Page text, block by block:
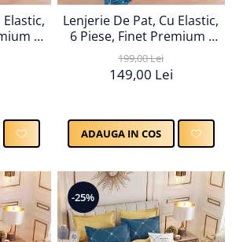
-
Lenjerie De Pat, Cu Elastic,
6 Piese, Finet Premium -
LPBF6PE28
199,00 Lei
149,00 Lei
ADAUGA IN COS
-25%